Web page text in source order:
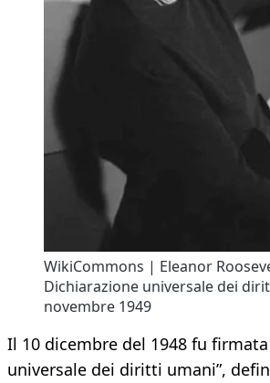
WikiCommons | Eleanor
Dichiarazione universale dei
novembre 1949
Il 10 dicembre del 1948 fu
universale dei diritti umani”,